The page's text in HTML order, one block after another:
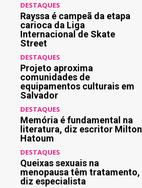
DESTAQUES
Rayssa é campeã da etapa
carioca da Liga
Internacional de Skate
Street
DESTAQUES
Projeto aproxima
comunidades de
equipamentos culturais em
Salvador
DESTAQUES
Memória é fundamental na
literatura, diz escritor Milton
Hatoum
DESTAQUES
Queixas sexuais na
menopausa têm tratamento,
diz especialista